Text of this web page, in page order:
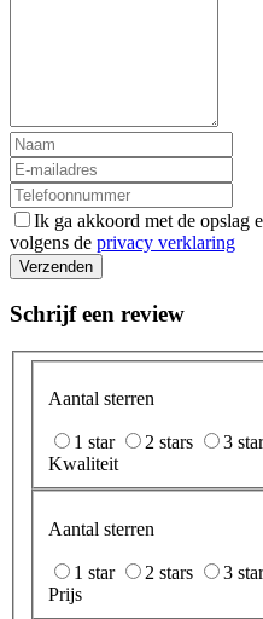
Ik ga akkoord met de opslag
volgens de privacy verklaring
Verzenden
Schrijf een review
Aantal sterren
1 star 2 stars 3
Kwaliteit
Aantal sterren
1 star 2 stars 3
Prijs